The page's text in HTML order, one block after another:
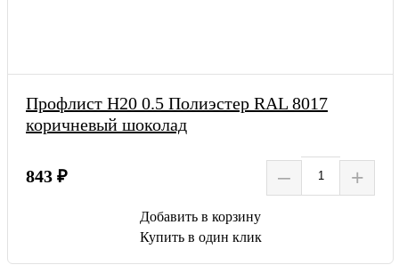
Профлист Н20 0.5 Полиэстер RAL 8017
коричневый шоколад
843 ₽ – +
Добавить в корзину
Купить в один клик